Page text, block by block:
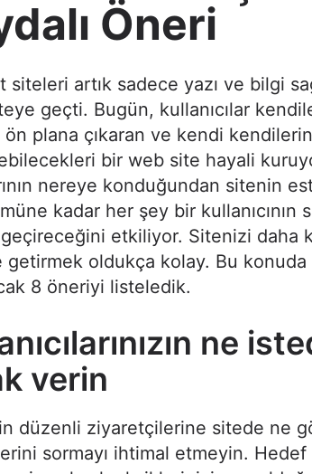
Öneri
siteleri artık sadece yazı ve bilgi
geçti. Bugün, kullanıcılar
plana çıkaran ve kendi
bir web site hayali
nereye konduğundan sitenin
kadar her şey bir kullanıcının
etkiliyor. Sitenizi daha
getirmek oldukça kolay. Bu konuda
8 öneriyi listeledik.
ne
verin
düzenli ziyaretçilerine sitede ne
sormayı ihtimal etmeyin.